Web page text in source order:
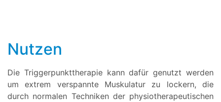
Nutzen
Die Triggerpunkttherapie kann dafür genutzt werden
um extrem verspannte Muskulatur zu lockern, die
durch normalen Techniken der physiotherapeutischen